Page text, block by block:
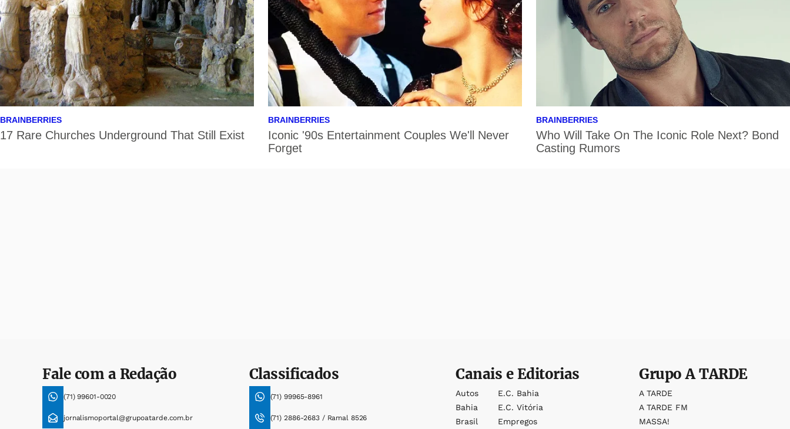
Fale com a Redação
(71) 99601-0020
jornalismoportal@grupoatarde.com.br
Classificados
(71) 99965-8961
(71) 2886-2683 / Ramal 8526
Canais e Editorias
Autos
Bahia
Brasil
E.c. Bahia
E.c. Vitória
Empregos
GrupoA TARDE
A TARDE
A TARDE FM
MASSA!